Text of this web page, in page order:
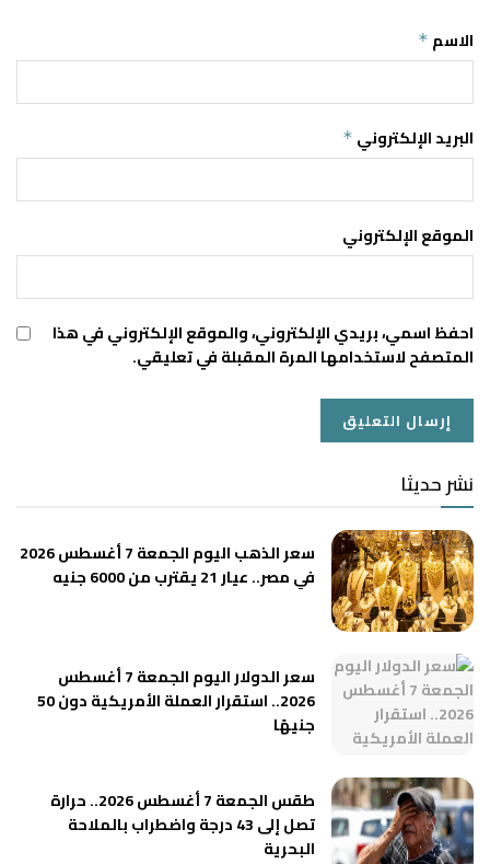
الاسم *
البريد الإلكتروني *
الموقع الإلكتروني
احفظ اسمي، بريدي الإلكتروني، والموقع الإلكتروني في هذا
المتصفح لاستخدامها المرة المقبلة في تعليقي.
نشر حديثا
سعر الذهب اليوم الجمعة 7 أغسطس 2026
في مصر.. عيار 21 يقترب من 6000 جنيه
سعر الدولار اليوم الجمعة 7 أغسطس
2026.. استقرار العملة الأمريكية دون 50
جنيهًا
طقس الجمعة 7 أغسطس 2026.. حرارة
تصل إلى 43 درجة واضطراب بالملاحة
البحرية